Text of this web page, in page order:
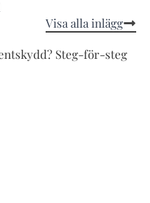
Visa alla inlägg